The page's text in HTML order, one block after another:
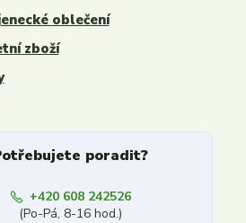
oblečení
zboží
poradit?
+420 608 242526
(Po-Pá, 8-16 hod.)